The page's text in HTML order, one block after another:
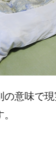
の意味で